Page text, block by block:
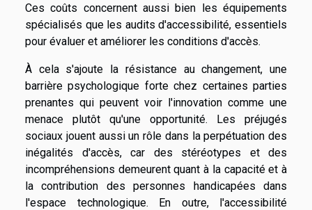
Ces coûts concernent aussi bien les équipements
spécialisés que les audits d'accessibilité, essentiels
pour évaluer et améliorer les conditions d'accès.
À cela s'ajoute la résistance au changement, une
barrière psychologique forte chez certaines parties
prenantes qui peuvent voir l'innovation comme une
menace plutôt qu'une opportunité. Les préjugés
sociaux jouent aussi un rôle dans la perpétuation des
inégalités d'accès, car des stéréotypes et des
incompréhensions demeurent quant à la capacité et à
la contribution des personnes handicapées dans
l'espace technologique. En outre, l'accessibilité